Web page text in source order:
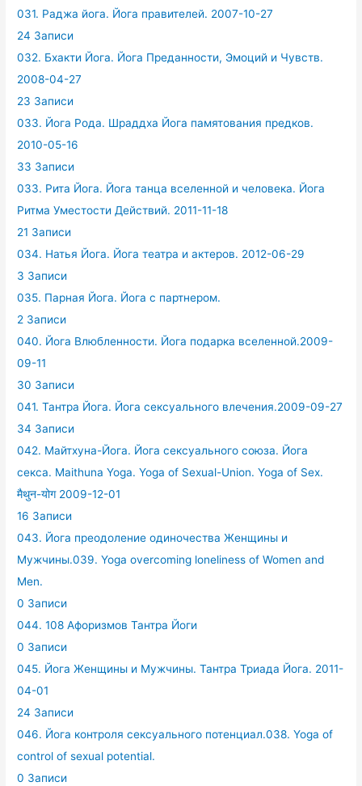
031. Раджа йога. Йога правителей. 2007-10-27
24 Записи
032. Бхакти Йога. Йога Преданности, Эмоций и Чувств.
2008-04-27
23 Записи
033. Йога Рода. Шраддха Йога памятования предков.
2010-05-16
33 Записи
033. Рита Йога. Йога танца вселенной и человека. Йога
Ритма Уместости Действий. 2011-11-18
21 Записи
034. Натья Йога. Йога театра и актеров. 2012-06-29
3 Записи
035. Парная Йога. Йога с партнером.
2 Записи
040. Йога Влюбленности. Йога подарка вселенной.2009-
09-11
30 Записи
041. Тантра Йога. Йога сексуального влечения.2009-09-27
34 Записи
042. Майтхуна-Йога. Йога сексуального союза. Йога
секса. Maithuna Yoga. Yoga of Sexual-Union. Yoga of Sex.
मैथुन-योग 2009-12-01
16 Записи
043. Йога преодоление одиночества Женщины и
Мужчины.039. Yoga overcoming loneliness of Women and
Men.
0 Записи
044. 108 Афоризмов Тантра Йоги
0 Записи
045. Йога Женщины и Мужчины. Тантра Триада Йога. 2011-
04-01
24 Записи
046. Йога контроля сексуального потенциал.038. Yoga of
control of sexual potential.
0 Записи